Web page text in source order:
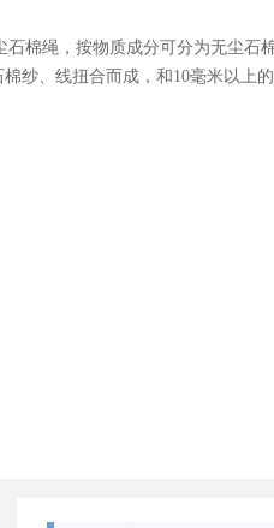
石棉绳，按物质成分可分为无尘石
纱、线扭合而成，和10毫米以上